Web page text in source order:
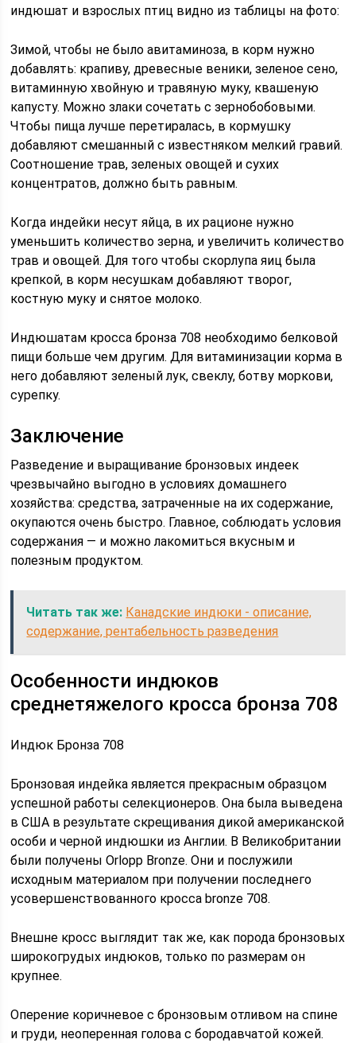
индюшат и взрослых птиц видно из таблицы на фото:
Зимой, чтобы не было авитаминоза, в корм нужно
добавлять: крапиву, древесные веники, зеленое сено,
витаминную хвойную и травяную муку, квашеную
капусту. Можно злаки сочетать с зернобобовыми.
Чтобы пища лучше перетиралась, в кормушку
добавляют смешанный с известняком мелкий гравий.
Соотношение трав, зеленых овощей и сухих
концентратов, должно быть равным.
Когда индейки несут яйца, в их рационе нужно
уменьшить количество зерна, и увеличить количество
трав и овощей. Для того чтобы скорлупа яиц была
крепкой, в корм несушкам добавляют творог,
костную муку и снятое молоко.
Индюшатам кросса бронза 708 необходимо белковой
пищи больше чем другим. Для витаминизации корма в
него добавляют зеленый лук, свеклу, ботву моркови,
сурепку.
Заключение
Разведение и выращивание бронзовых индеек
чрезвычайно выгодно в условиях домашнего
хозяйства: средства, затраченные на их содержание,
окупаются очень быстро. Главное, соблюдать условия
содержания — и можно лакомиться вкусным и
полезным продуктом.
Читать так же: Канадские индюки - описание,
содержание, рентабельность разведения
Особенности индюков
среднетяжелого кросса бронза 708
Индюк Бронза 708
Бронзовая индейка является прекрасным образцом
успешной работы селекционеров. Она была выведена
в США в результате скрещивания дикой американской
особи и черной индюшки из Англии. В Великобритании
были получены Orlopp Bronze. Они и послужили
исходным материалом при получении последнего
усовершенствованного кросса bronze 708.
Внешне кросс выглядит так же, как порода бронзовых
широкогрудых индюков, только по размерам он
крупнее.
Оперение коричневое с бронзовым отливом на спине
и груди, неоперенная голова с бородавчатой кожей.